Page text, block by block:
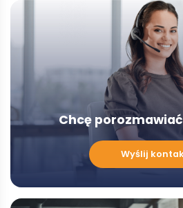
Chcę
porozmawiać
Doradcą
-
Wyślij